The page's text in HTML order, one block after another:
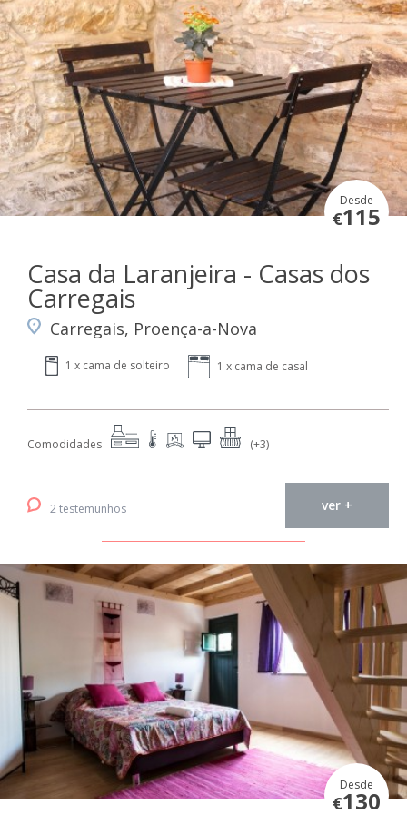
Desde
€115
Casa da Laranjeira - Casas dos
Carregais
Carregais, Proença-a-Nova
1 x cama de solteiro 1 x cama de casal
Comodidades (+3)
2 testemunhos ver +
Desde
€130